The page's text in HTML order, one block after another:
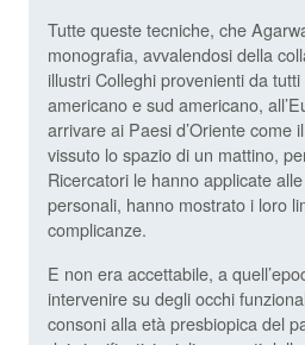
Tutte queste tecniche, che
monografia, avvalendosi della
illustri Colleghi provenienti da
americano e sud americano,
arrivare ai Paesi d’Oriente come
vissuto lo spazio di un mattino,
Ricercatori le hanno applicate
personali, hanno mostrato i loro
complicanze.
E non era accettabile, a
intervenire su degli occhi
consoni alla età presbiopica del